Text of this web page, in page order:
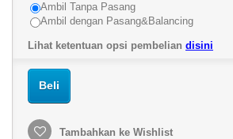
Ambil Tanpa Pasang
Ambil dengan Pasang&Balancing
Lihat ketentuan opsi pembelian disini
Beli
Tambahkan ke Wishlist